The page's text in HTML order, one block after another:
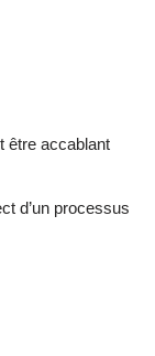
être accablant
d’un processus